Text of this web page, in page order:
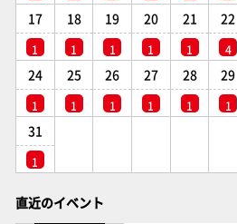
17
1
18
1
19
1
20
1
21
1
22
4
24
1
25
1
26
1
27
1
28
1
29
1
31
1
直近のイベント